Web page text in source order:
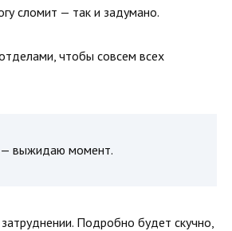
сломит — так и задумано.
чтобы совсем всех
— выжидаю момент.
Подробно будет скучно,